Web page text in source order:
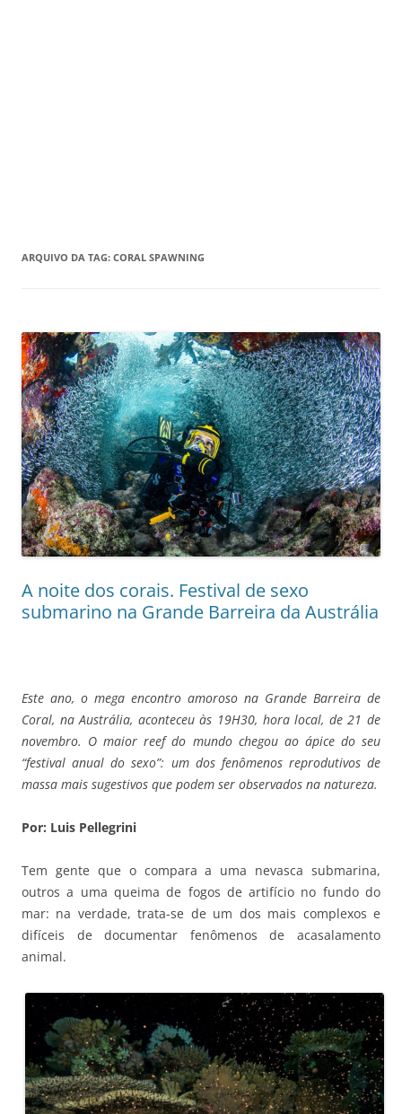
ARQUIVO DA TAG: CORAL SPAWNING
A noite dos corais. Festival de sexo
submarino na Grande Barreira da Austrália
Este ano, o mega encontro amoroso na Grande Barreira de
Coral, na Austrália, aconteceu às 19H30, hora local, de 21 de
novembro. O maior reef do mundo chegou ao ápice do seu
“festival anual do sexo”: um dos fenômenos reprodutivos de
massa mais sugestivos que podem ser observados na natureza.
Por: Luis Pellegrini
Tem gente que o compara a uma nevasca submarina,
outros a uma queima de fogos de artifício no fundo do
mar: na verdade, trata-se de um dos mais complexos e
difíceis de documentar fenômenos de acasalamento
animal.